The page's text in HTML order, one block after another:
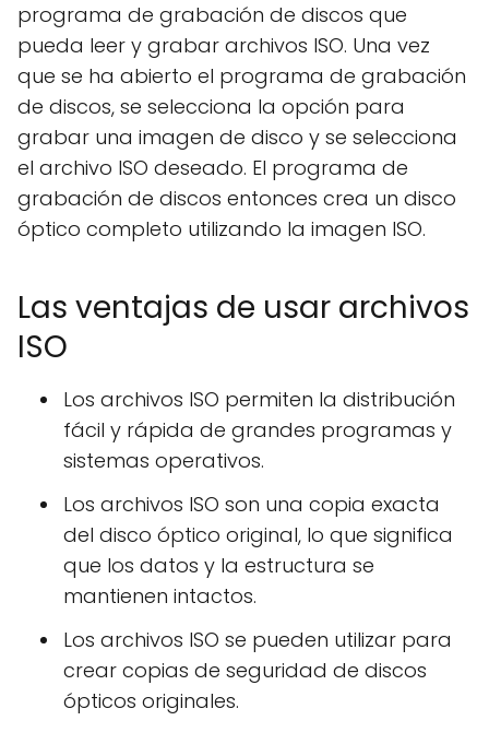
programa de grabación de discos que
pueda leer y grabar archivos ISO. Una vez
que se ha abierto el programa de grabación
de discos, se selecciona la opción para
grabar una imagen de disco y se selecciona
el archivo ISO deseado. El programa de
grabación de discos entonces crea un disco
óptico completo utilizando la imagen ISO.
Las ventajas de usar archivos
ISO
Los archivos ISO permiten la distribución
fácil y rápida de grandes programas y
sistemas operativos.
Los archivos ISO son una copia exacta
del disco óptico original, lo que significa
que los datos y la estructura se
mantienen intactos.
Los archivos ISO se pueden utilizar para
crear copias de seguridad de discos
ópticos originales.